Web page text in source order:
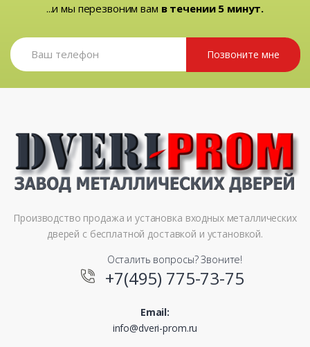
...и мы перезвоним вам в течении 5 минут.
Позвоните мне
Производство продажа и установка входных металлических
дверей с бесплатной доставкой и установкой.
Осталить вопросы? Звоните!
+7(495) 775-73-75
Email:
info@dveri-prom.ru